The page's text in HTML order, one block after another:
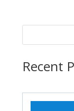
Recent